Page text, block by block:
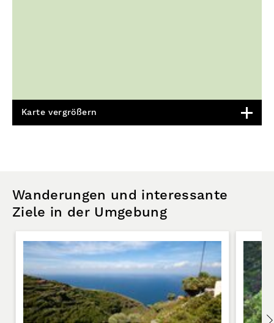
Karte vergrößern
Wanderungen und interessante
Ziele in der Umgebung